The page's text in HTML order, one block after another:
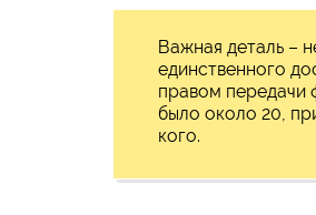
Важная деталь –
единственного
правом передачи
было около 20,
кого.